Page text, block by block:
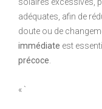
adéquates, afin de
doute ou de
immédiate est
précoce
« `